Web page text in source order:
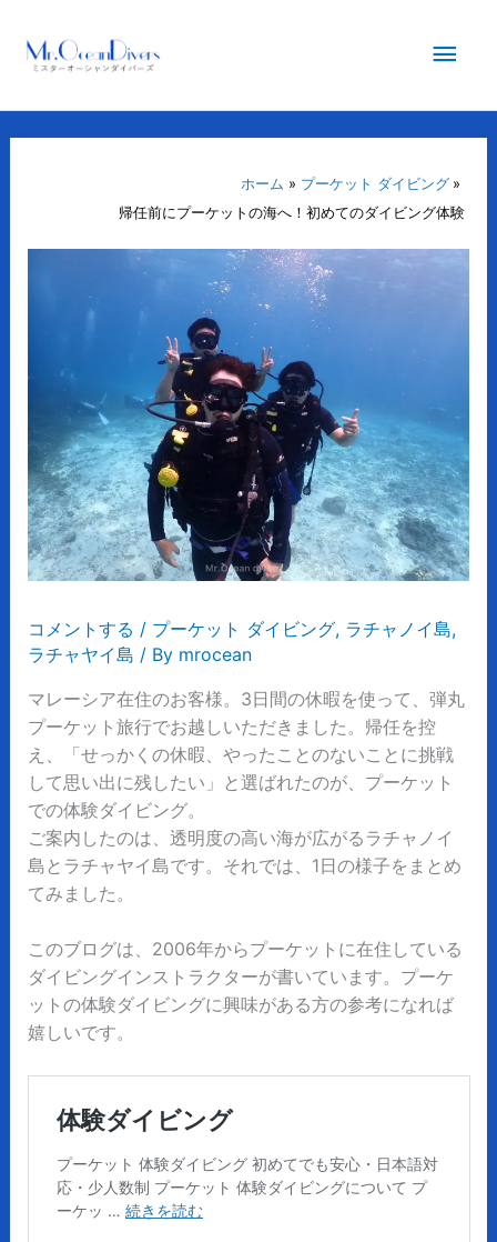
メ
メ
ニ
ホーム
プーケット ダイビング
帰任前にプーケットの海へ！初めてのダイビング体験
コメントする / プーケット ダイビング, ラチャノイ島,
ラチャヤイ島 / By mrocean
マレーシア在住のお客様。3日間の休暇を使って、弾丸
プーケット旅行でお越しいただきました。帰任を控
え、「せっかくの休暇、やったことのないことに挑戦
して思い出に残したい」と選ばれたのが、プーケット
での体験ダイビング。
ご案内したのは、透明度の高い海が広がるラチャノイ
島とラチャヤイ島です。それでは、1日の様子をまとめ
てみました。
このブログは、2006年からプーケットに在住している
ダイビングインストラクターが書いています。プーケ
ットの体験ダイビングに興味がある方の参考になれば
嬉しいです。